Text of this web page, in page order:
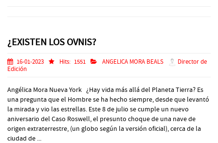
¿EXISTEN LOS OVNIS?
16-01-2023 Hits: 1551 ANGELICA MORA BEALS
Director de
Edición
Angélica Mora Nueva York ¿Hay vida más allá del Planeta Tierra? Es
una pregunta que el Hombre se ha hecho siempre, desde que levantó
la mirada y vio las estrellas. Este 8 de julio se cumple un nuevo
aniversario del Caso Roswell, el presunto choque de una nave de
origen extraterrestre, (un globo según la versión oficial), cerca de la
ciudad de ...